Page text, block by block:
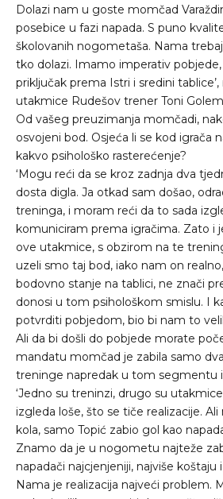
Dolazi nam u goste momčad
posebice u fazi napada. S puno
školovanih nogometaša. Nama
tko dolazi. Imamo imperativ
priključak prema Istri i sredini
utakmice Rudešov trener Toni
Od vašeg preuzimanja momčadi,
osvojeni bod. Osjeća li se kod igrača
kakvo psihološko rasterećenje?
‘Mogu reći da se kroz zadnja dva
dosta digla. Ja otkad sam došao,
treninga, i moram reći da to sada
komuniciram prema igračima. Zato i
ove utakmice, s obzirom na te
uzeli smo taj bod, iako nam on
bodovno stanje na tablici, ne znači
donosi u tom psihološkom smislu. I
potvrditi pobjedom, bio bi nam to
Ali da bi došli do pobjede morate
mandatu momčad je zabila samo
treninge napredak u tom segmentu
‘Jedno su treninzi, drugo su
izgleda loše, što se tiče realizacije. Ali
kola, samo Topić zabio gol kao
Znamo da je u nogometu najteže
napadači najcjenjeniji, najviše koštaju
Nama je realizacija najveći problem.